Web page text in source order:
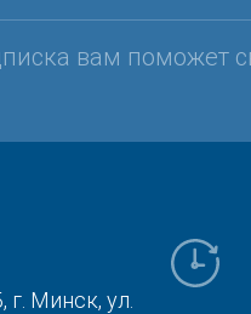
вам поможет
г. Минск, ул.